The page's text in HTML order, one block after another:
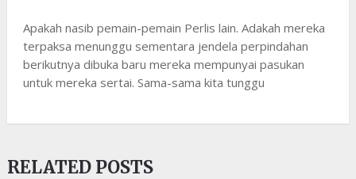
Apakah nasib pemain-pemain Perlis lain. Adakah mereka
terpaksa menunggu sementara jendela perpindahan
berikutnya dibuka baru mereka mempunyai pasukan
untuk mereka sertai. Sama-sama kita tunggu
RELATED POSTS